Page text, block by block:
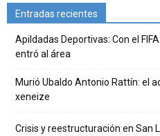
Entradas recientes
Apildadas Deportivas: Con el
entró al área
Murió Ubaldo Antonio Rattín: el
xeneize
Crisis y reestructuración en San